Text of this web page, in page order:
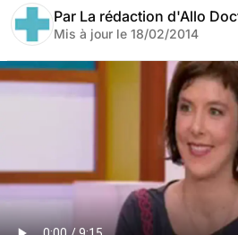
Par La rédaction d'Allo
Mis à jour le 18/02/2014